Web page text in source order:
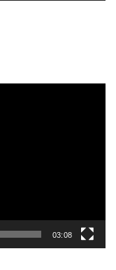
03:08